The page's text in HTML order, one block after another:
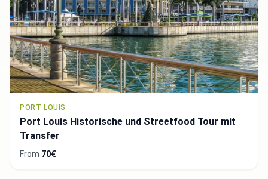
PORT LOUIS
Port Louis Historische und Streetfood Tour mit
Transfer
From 70€